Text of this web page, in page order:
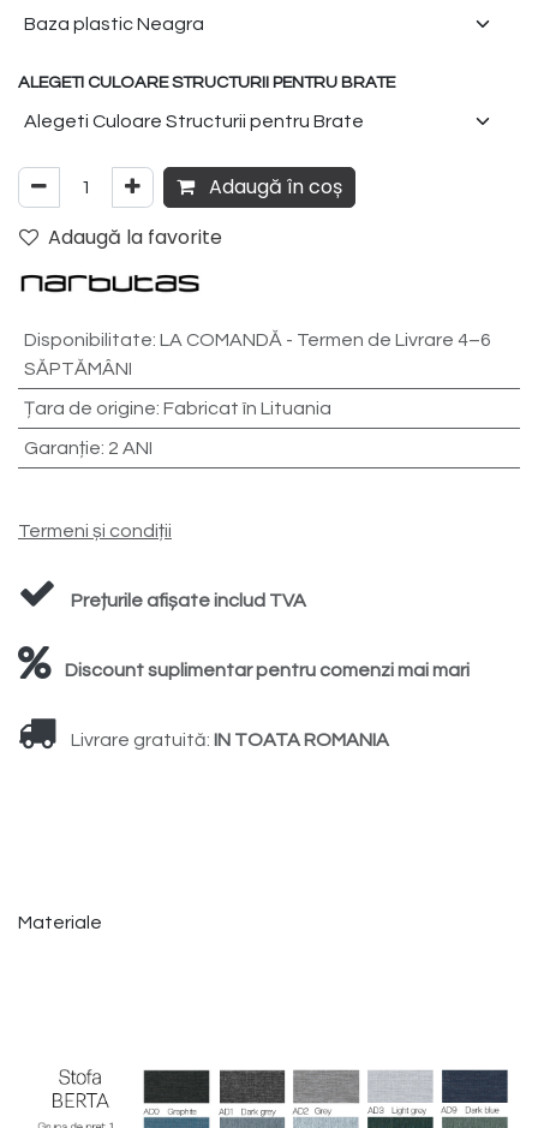
ALEGETI CULOARE STRUCTURII PENTRU BRATE
Adaugă în coș
Adaugă la favorite
Disponibilitate: LA COMANDĂ - Termen de Livrare 4–6
SĂPTĂMÂNI
Țara de origine: Fabricat în Lituania
Garanție: 2 ANI
Termeni și condiții
Prețurile afișate includ TVA
Discount suplimentar pentru comenzi mai mari
Livrare gratuită: IN TOATA ROMANIA
Materiale